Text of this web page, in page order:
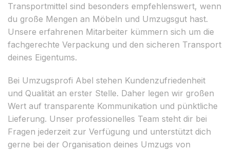
Transportmittel sind besonders empfehlenswert, wenn
du große Mengen an Möbeln und Umzugsgut hast.
Unsere erfahrenen Mitarbeiter kümmern sich um die
fachgerechte Verpackung und den sicheren Transport
deines Eigentums.
Bei Umzugsprofi Abel stehen Kundenzufriedenheit
und Qualität an erster Stelle. Daher legen wir großen
Wert auf transparente Kommunikation und pünktliche
Lieferung. Unser professionelles Team steht dir bei
Fragen jederzeit zur Verfügung und unterstützt dich
gerne bei der Organisation deines Umzugs von